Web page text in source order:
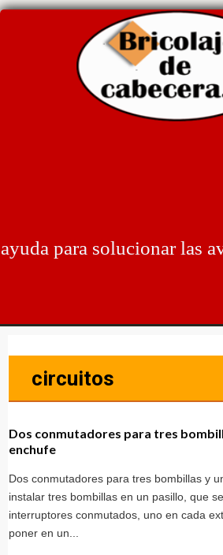
Skip
content
para solucionar las
circuitos
Dos conmutadores para tres
enchufe
Dos conmutadores para tres bombillas y
instalar tres bombillas en un pasillo, que
interruptores conmutados, uno en cada
poner en un...